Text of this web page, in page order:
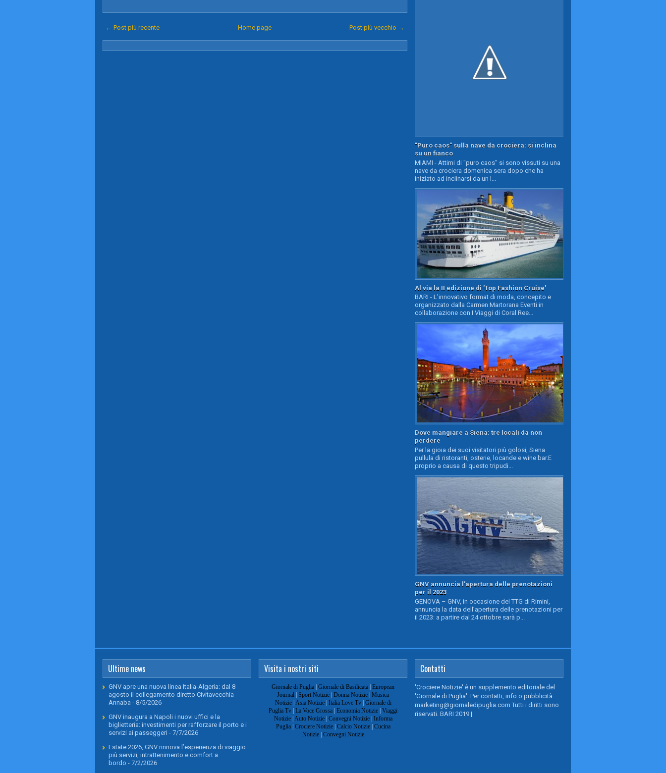
← Post più recente Post più vecchio →
Home page
"Puro caos" sulla nave da crociera: si inclina
su un fianco
MIAMI - Attimi di "puro caos" si sono vissuti su una
nave da crociera domenica sera dopo che ha
iniziato ad inclinarsi da un l...
Al via la II edizione di 'Top Fashion Cruise'
BARI - L'innovativo format di moda, concepito e
organizzato dalla Carmen Martorana Eventi in
collaborazione con I Viaggi di Coral Ree...
Dove mangiare a Siena: tre locali da non
perdere
Per la gioia dei suoi visitatori più golosi, Siena
pullula di ristoranti, osterie, locande e wine bar.E
proprio a causa di questo tripudi...
GNV annuncia l'apertura delle prenotazioni
per il 2023
GENOVA – GNV, in occasione del TTG di Rimini,
annuncia la data dell’apertura delle prenotazioni per
il 2023: a partire dal 24 ottobre sarà p...
Ultime news
GNV apre una nuova linea Italia-Algeria: dal 8
agosto il collegamento diretto Civitavecchia-
Annaba - 8/5/2026
GNV inaugura a Napoli i nuovi uffici e la
biglietteria: investimenti per rafforzare il porto e i
servizi ai passeggeri - 7/7/2026
Estate 2026, GNV rinnova l’esperienza di viaggio:
più servizi, intrattenimento e comfort a
bordo - 7/2/2026
Visita i nostri siti
Giornale di Puglia | Giornale di Basilicata | European
Journal | Sport Notizie | Donna Notizie | Musica
Notizie| Asia Notizie| Italia Love Tv| Giornale di
Puglia Tv | La Voce Grossa | Economia Notizie | Viaggi
Notizie| Auto Notizie| Convegni Notizie| Informa
Puglia| Crociere Notizie| Calcio Notizie| Cucina
Notizie| Convegni Notizie
Contatti
'Crociere Notizie' è un supplemento editoriale del
'Giornale di Puglia'. Per contatti, info o pubblicità:
marketing@giornaledipuglia.com Tutti i diritti sono
riservati. BARI 2019 |